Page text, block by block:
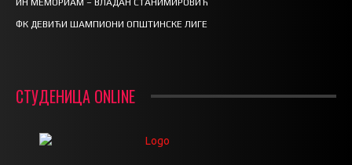
ИН МЕМОРИАМ – ВЛАДАН СТАНИМИРОВИЋ
ФК ДЕВИЋИ ШАМПИОНИ ОПШТИНСКЕ ЛИГЕ
СТУДЕНИЦА ONLINE